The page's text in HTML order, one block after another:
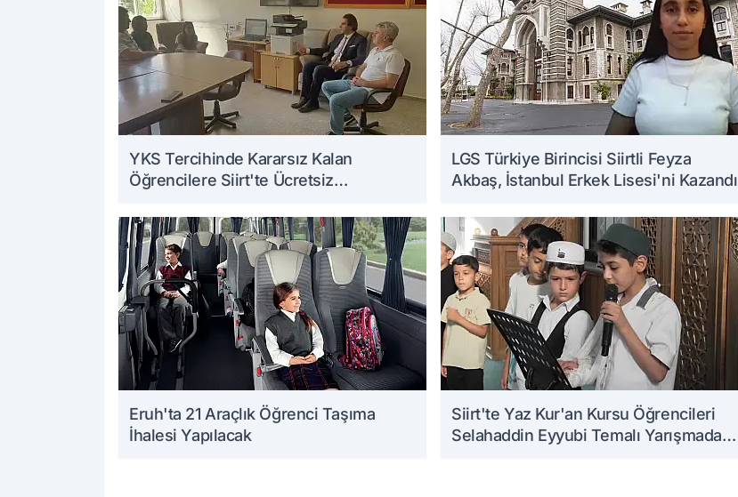
YKS Tercihinde Kararsız Kalan
Öğrencilere Siirt'te Ücretsiz
LGS Türkiye Birincisi Siirtli Feyza
Akbaş, İstanbul Erkek Lisesi'ni Kazandı
Eruh'ta 21 Araçlık Öğrenci Taşıma
İhalesi Yapılacak
Siirt'te Yaz Kur'an Kursu Öğrencileri
Selahaddin Eyyubi Temalı Yarışmada